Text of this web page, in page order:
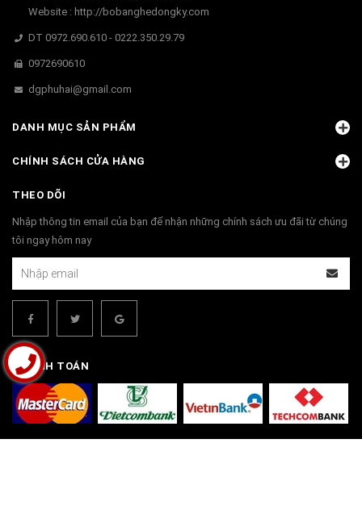
Website : http://bobanghedongky.com
DT 0972.690.610 - 0222.350.29.79
0972690610
dgphuhai@gmail.com
DANH MỤC SẢN PHẨM
CHÍNH SÁCH CỬA HÀNG
THEO DÕI
Nhập thông tin email của bạn để nhận những chính sách ưu đãi từ chúng
tôi ngay hôm nay
THANH TOÁN